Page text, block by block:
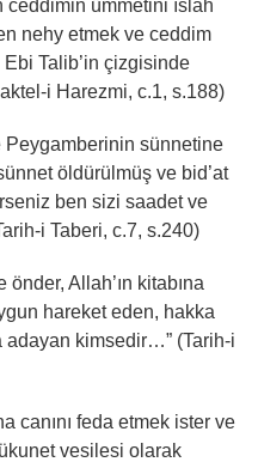
ceddimin ümmetini ıslah
nehy etmek ve ceddim
Ebi Talib’in çizgisinde
i Harezmi, c.1, s.188)
Peygamberinin sünnetine
öldürülmüş ve bid’at
ben sizi saadet ve
i Taberi, c.7, s.240)
Allah’ın kitabına
hareket eden, hakka
adayan kimsedir…” (Tarih-i
canını feda etmek ister ve
vesilesi olarak